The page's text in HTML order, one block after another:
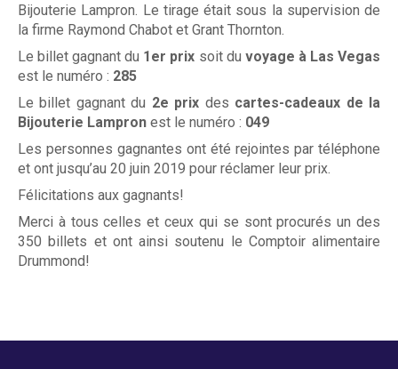
u
m
m
o
n
d
Rapports annuel d'activités
Donner
Associés à la récupération alimentaire
Entreprises
Individus
Bijouterie Lampron. Le tirage était sous la supervision de
la firme Raymond Chabot et Grant Thornton.
Le billet gagnant du 1er prix soit du voyage à Las Vegas
est le numéro : 285
Le billet gagnant du 2e prix des cartes-cadeaux de la
Bijouterie Lampron est le numéro : 049
Les personnes gagnantes ont été rejointes par téléphone
et ont jusqu’au 20 juin 2019 pour réclamer leur prix.
Félicitations aux gagnants!
Merci à tous celles et ceux qui se sont procurés un des
350 billets et ont ainsi soutenu le Comptoir alimentaire
Drummond!